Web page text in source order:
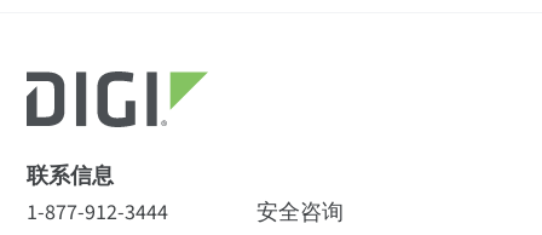
联系信息
1-877-912-3444
安全咨询